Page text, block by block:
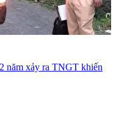
năm xảy ra TNGT khiến